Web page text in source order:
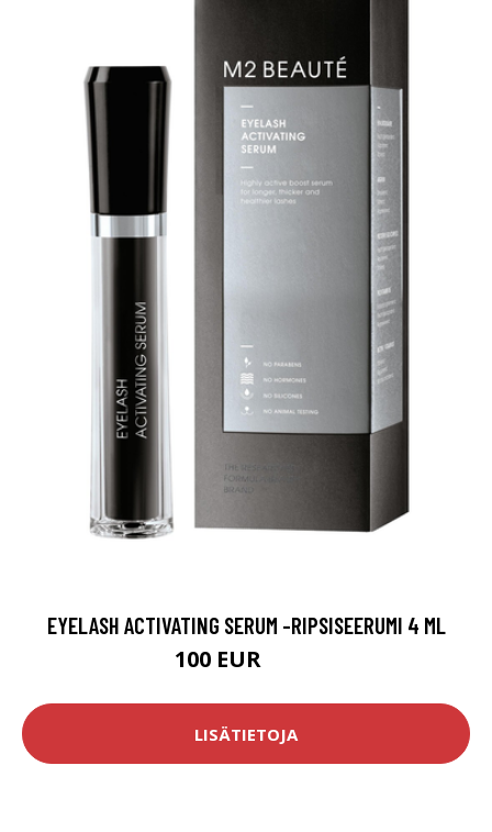
EYELASH ACTIVATING SERUM -RIPSISEERUMI 4 ML
100 EUR
LISÄTIETOJA